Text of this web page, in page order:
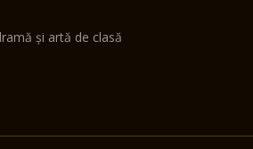
și artă de clasă